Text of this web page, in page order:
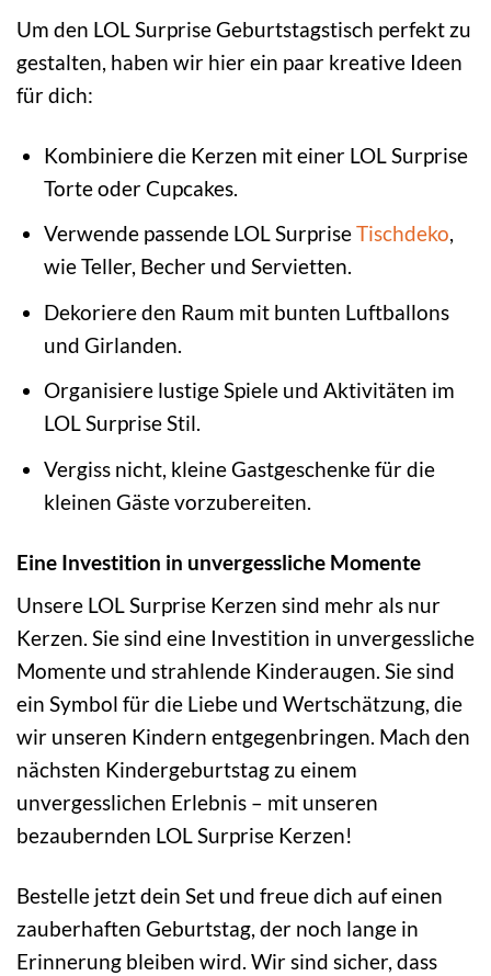
Um den LOL Surprise Geburtstagstisch perfekt zu
gestalten, haben wir hier ein paar kreative Ideen
für dich:
Kombiniere die Kerzen mit einer LOL Surprise
Torte oder Cupcakes.
Verwende passende LOL SurpriseTischdeko,
wie Teller, Becher und Servietten.
Dekoriere den Raum mit bunten Luftballons
und Girlanden.
Organisiere lustige Spiele und Aktivitäten im
LOL Surprise Stil.
Vergiss nicht, kleine Gastgeschenke für die
kleinen Gäste vorzubereiten.
Eine Investition in unvergessliche Momente
Unsere LOL Surprise Kerzen sind mehr als nur
Kerzen. Sie sind eine Investition in unvergessliche
Momente und strahlende Kinderaugen. Sie sind
ein Symbol für die Liebe und Wertschätzung, die
wir unseren Kindern entgegenbringen. Mach den
nächsten Kindergeburtstag zu einem
unvergesslichen Erlebnis – mit unseren
bezaubernden LOL Surprise Kerzen!
Bestelle jetzt dein Set und freue dich auf einen
zauberhaften Geburtstag, der noch lange in
Erinnerung bleiben wird. Wir sind sicher, dass